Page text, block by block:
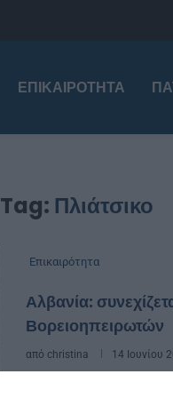
ΕΠΙΚΑΙΡΌΤΗΤΑ
Tag: Πλιάτσικο
Επικαιρότητα
Αλβανία:
Βορειοηπειρωτών
από christina 14 Ιουνίου